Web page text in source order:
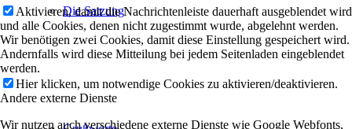
Die Satzung
Aktivieren, damit die Nachrichtenleiste dauerhaft ausgeblendet wird
und alle Cookies, denen nicht zugestimmt wurde, abgelehnt werden.
Wir benötigen zwei Cookies, damit diese Einstellung gespeichert wird.
Andernfalls wird diese Mitteilung bei jedem Seitenladen eingeblendet
werden.
Hier klicken, um notwendige Cookies zu aktivieren/deaktivieren.
Andere externe Dienste
Wir nutzen auch verschiedene externe Dienste wie Google Webfonts,